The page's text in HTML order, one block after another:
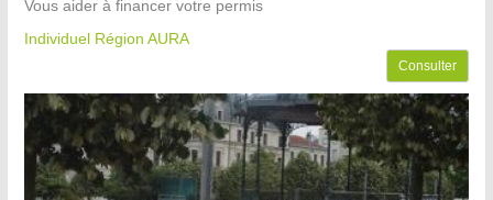
Vous aider à financer votre permis
Individuel Région AURA
Consulter